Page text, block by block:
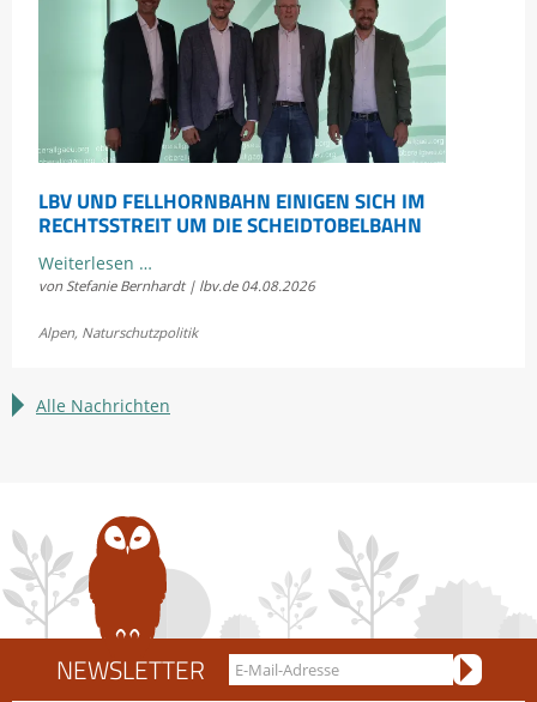
LBV UND FELLHORNBAHN EINIGEN SICH IM
RECHTSSTREIT UM DIE SCHEIDTOBELBAHN
Weiterlesen …
und
einigen
im
Scheidtobelbahn
von Stefanie Bernhardt | lbv.de 04.08.2026
Alpen, Naturschutzpolitik
Alle Nachrichten
NEWSLETTER